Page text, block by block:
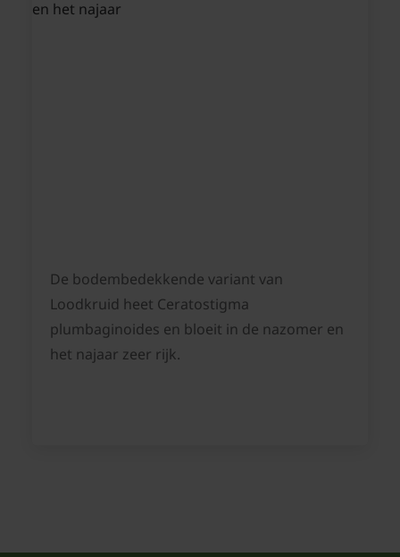
De bodembedekkende variant van
Loodkruid heet Ceratostigma
plumbaginoides en bloeit in de nazomer en
het najaar zeer rijk.